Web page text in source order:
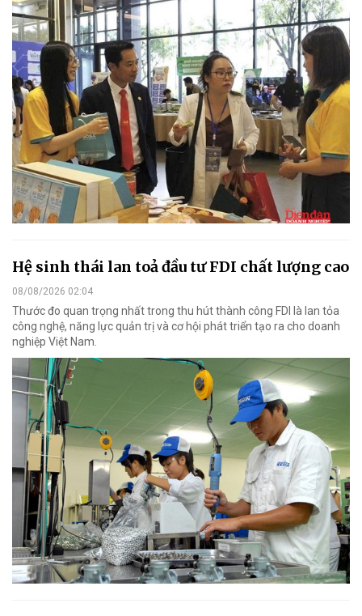
Hệ sinh thái lan toả đầu tư FDI chất lượng cao
08/08/2026 02:04
Thước đo quan trọng nhất trong thu hút thành công FDI là lan tỏa
công nghệ, năng lực quản trị và cơ hội phát triển tạo ra cho doanh
nghiệp Việt Nam.